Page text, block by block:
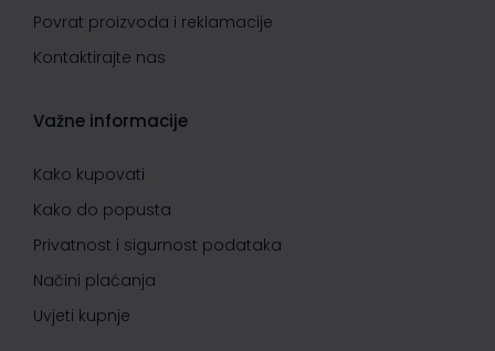
Povrat proizvoda i reklamacije
Kontaktirajte nas
Važne informacije
Kako kupovati
Kako do popusta
Privatnost i sigurnost podataka
Načini plaćanja
Uvjeti kupnje